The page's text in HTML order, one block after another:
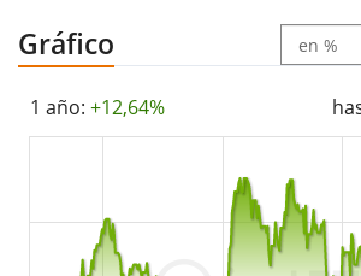
ETF Dist es un ETF muy pequeño con
activos gestionados
. El ETF selanzó
Gráfico
1 año: +12,64%